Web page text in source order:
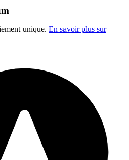
unique. En savoir plus sur